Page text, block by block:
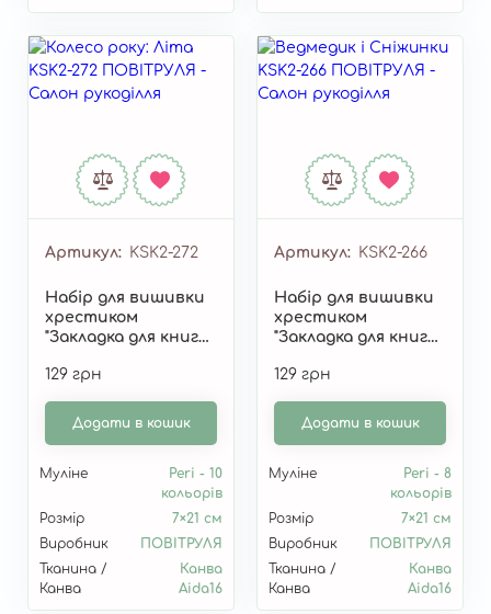
Артикул KSK2-272
Набір для вишивки
хрестиком
"Закладка для книги
KSK2-272
129 грн
Додати в кошик
Муліне
Peri - 10
кольорів
Розмір
7×21 см
Виробник
ПОВІТРУЛЯ
Тканина /
Канва
Канва
Aida16
Артикул KSK2-266
Набір для вишивки
хрестиком
"Закладка для книги
Сніжинки" KSK2-266
129 грн
Додати в кошик
Муліне
Peri - 8
кольорів
Розмір
7×21 см
Виробник
ПОВІТРУЛЯ
Тканина /
Канва
Канва
Aida16